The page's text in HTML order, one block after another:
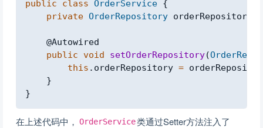
public
class OrderService {
private OrderRepository orderRepository
@Autowired
public void setOrderRepository(
this . orderRepository =
}
}
在上述代码中， OrderService类通过Setter方法注入了